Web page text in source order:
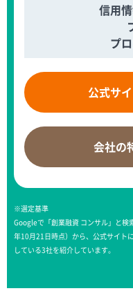
信用
プ
公式サ
会社の
※選定基準
Googleで「創業融資 コンサル」と
年10月21日時点）から、公式サイト
している3社を紹介しています。